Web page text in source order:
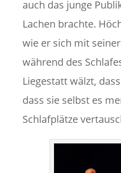
auch das junge
Lachen brachte.
wie er sich mit
während des
Liegestatt wälzt,
dass sie selbst es
Schlafplätze